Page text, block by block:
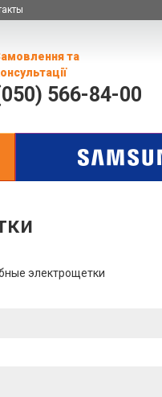
та
566-84-00
электрощетки